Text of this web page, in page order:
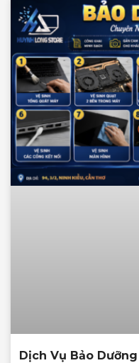
Dịch Vụ Bảo